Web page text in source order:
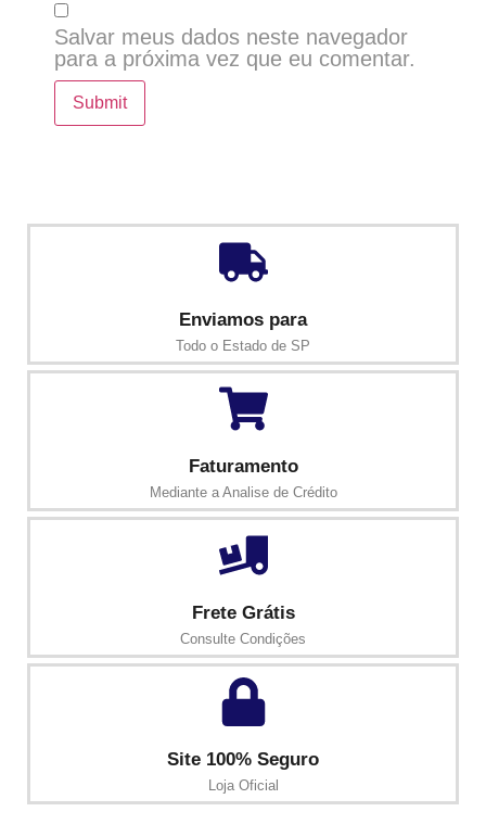
Salvar meus dados neste navegador
para a próxima vez que eu comentar.
Enviamos para
Todo o Estado de SP
Faturamento
Mediante a Analise de Crédito
Frete Grátis
Consulte Condições
Site 100% Seguro
Loja Oficial